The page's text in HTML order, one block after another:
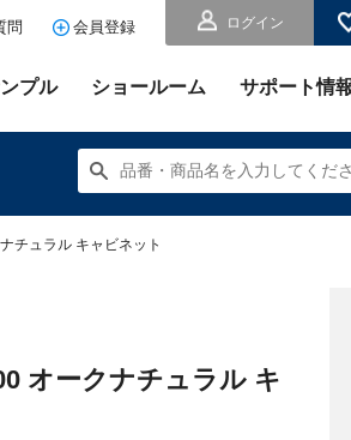
ログイン
問 会員登録
プル ショールーム サポート情
商品がここに表示されます。
チュラル キャビネット
オークナチュラル キ